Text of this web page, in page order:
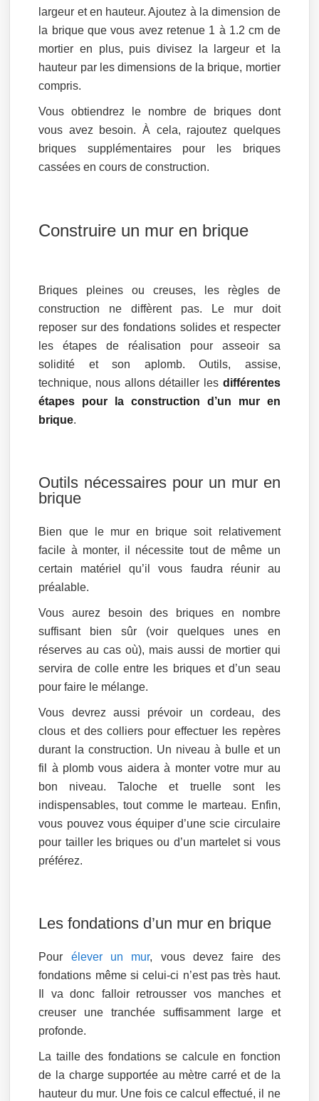
largeur et en hauteur. Ajoutez à la dimension de
la brique que vous avez retenue 1 à 1.2 cm de
mortier en plus, puis divisez la largeur et la
hauteur par les dimensions de la brique, mortier
compris.
Vous obtiendrez le nombre de briques dont
vous avez besoin. À cela, rajoutez quelques
briques supplémentaires pour les briques
cassées en cours de construction.
Construire un mur en brique
Briques pleines ou creuses, les règles de
construction ne diffèrent pas. Le mur doit
reposer sur des fondations solides et respecter
les étapes de réalisation pour asseoir sa
solidité et son aplomb. Outils, assise,
technique, nous allons détailler les différentes
étapes pour la construction d’un mur en
brique.
Outils nécessaires pour un mur en
brique
Bien que le mur en brique soit relativement
facile à monter, il nécessite tout de même un
certain matériel qu’il vous faudra réunir au
préalable.
Vous aurez besoin des briques en nombre
suffisant bien sûr (voir quelques unes en
réserves au cas où), mais aussi de mortier qui
servira de colle entre les briques et d’un seau
pour faire le mélange.
Vous devrez aussi prévoir un cordeau, des
clous et des colliers pour effectuer les repères
durant la construction. Un niveau à bulle et un
fil à plomb vous aidera à monter votre mur au
bon niveau. Taloche et truelle sont les
indispensables, tout comme le marteau. Enfin,
vous pouvez vous équiper d’une scie circulaire
pour tailler les briques ou d’un martelet si vous
préférez.
Les fondations d’un mur en brique
Pour élever un mur, vous devez faire des
fondations même si celui-ci n’est pas très haut.
Il va donc falloir retrousser vos manches et
creuser une tranchée suffisamment large et
profonde.
La taille des fondations se calcule en fonction
de la charge supportée au mètre carré et de la
hauteur du mur. Une fois ce calcul effectué, il ne